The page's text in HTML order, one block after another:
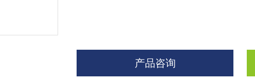
产品咨询